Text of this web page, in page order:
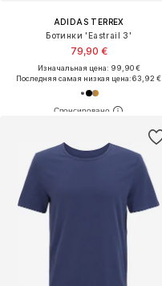
ADIDAS TERREX
Ботинки 'Eastrail 3'
79,90 €
Изначальная цена: 99,90 €
Последняя самая низкая цена:63,92 €